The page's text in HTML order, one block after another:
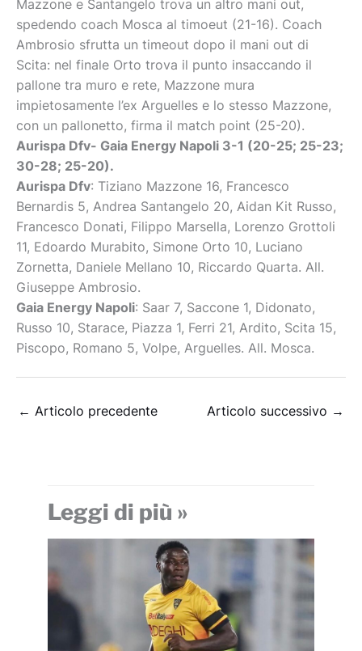
Mazzone e Santangelo trova un altro mani out,
spedendo coach Mosca al timoeut (21-16). Coach
Ambrosio sfrutta un timeout dopo il mani out di
Scita: nel finale Orto trova il punto insaccando il
pallone tra muro e rete, Mazzone mura
impietosamente l’ex Arguelles e lo stesso Mazzone,
con un pallonetto, firma il match point (25-20).
Aurispa Dfv- Gaia Energy Napoli 3-1 (20-25; 25-23;
30-28; 25-20).
Aurispa Dfv: Tiziano Mazzone 16, Francesco
Bernardis 5, Andrea Santangelo 20, Aidan Kit Russo,
Francesco Donati, Filippo Marsella, Lorenzo Grottoli
11, Edoardo Murabito, Simone Orto 10, Luciano
Zornetta, Daniele Mellano 10, Riccardo Quarta. All.
Giuseppe Ambrosio.
Gaia Energy Napoli: Saar 7, Saccone 1, Didonato,
Russo 10, Starace, Piazza 1, Ferri 21, Ardito, Scita 15,
Piscopo, Romano 5, Volpe, Arguelles. All. Mosca.
← Articolo precedente Articolo successivo →
Leggi di più »